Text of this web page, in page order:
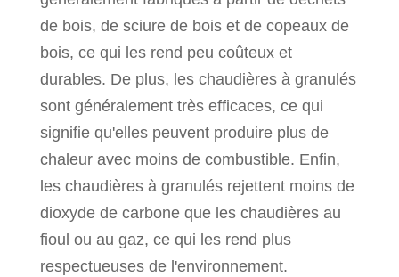
de bois, de sciure de bois et de copeaux de
bois, ce qui les rend peu coûteux et
durables. De plus, les chaudières à granulés
sont généralement très efficaces, ce qui
signifie qu'elles peuvent produire plus de
chaleur avec moins de combustible. Enfin,
les chaudières à granulés rejettent moins de
dioxyde de carbone que les chaudières au
fioul ou au gaz, ce qui les rend plus
respectueuses de l'environnement.